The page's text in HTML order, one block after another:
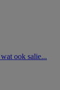
ook salie...